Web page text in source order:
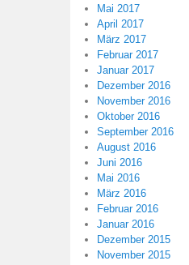
Mai 2017
April 2017
März 2017
Februar 2017
Januar 2017
Dezember 2016
November 2016
Oktober 2016
September 2016
August 2016
Juni 2016
Mai 2016
März 2016
Februar 2016
Januar 2016
Dezember 2015
November 2015